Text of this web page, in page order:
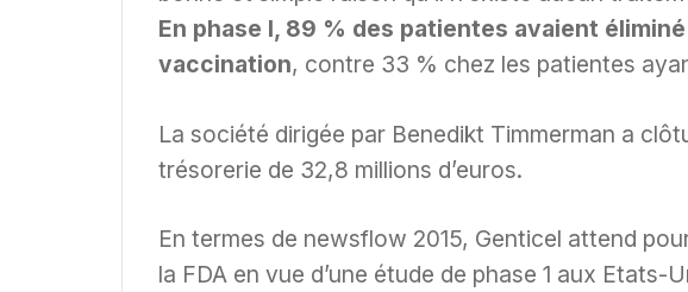
En phase I, 89 % des patientes avaient
vaccination, contre 33 % chez les patientes
La société dirigée par Benedikt Timmerman a
trésorerie de 32,8 millions d’euros.
En termes de newsflow 2015, Genticel attend
la FDA en vue d’une étude de phase 1 aux Etats-